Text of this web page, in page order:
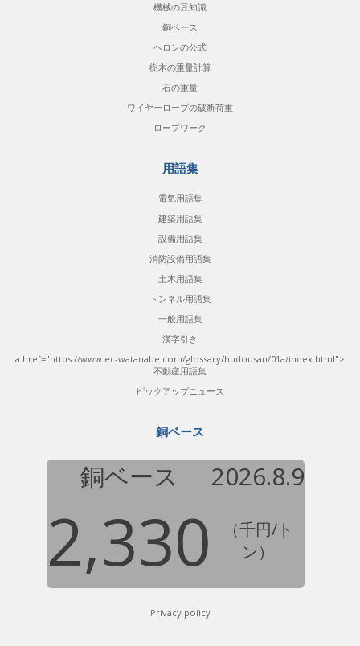
機械の豆知識
銅ベース
ヘロンの公式
樹木の重量計算
石の重量
ワイヤーロープの破断荷重
ロープワーク
用語集
電気用語集
建築用語集
設備用語集
消防設備用語集
土木用語集
トンネル用語集
一般用語集
漢字引き
a href="https://www.ec-watanabe.com/glossary/hudousan/01a/index.html">
不動産用語集
ピックアップニュース
銅ベース
銅ベース 2026.8.9
2,330
（千円/ト
ン）
Privacy policy